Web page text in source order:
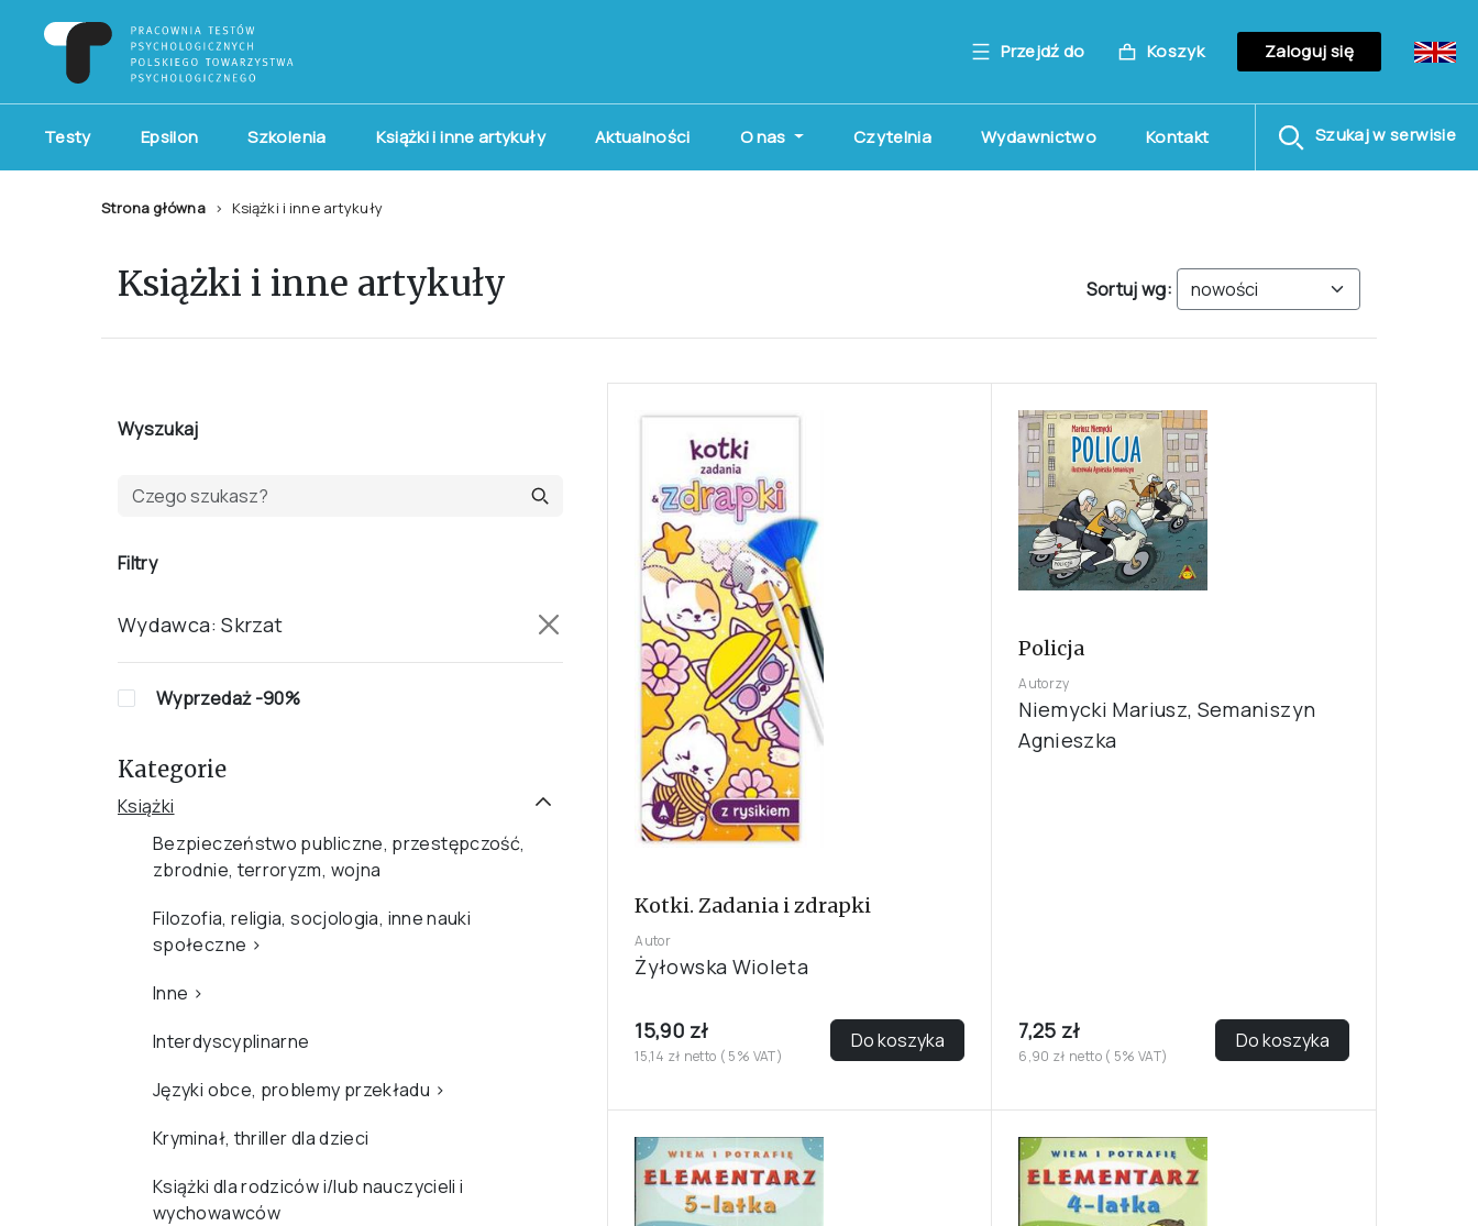
Przejdź do Koszyk Zaloguj się
Testy Epsilon Szkolenia Książki i inne artykuły Aktualności O nas Czytelnia Wydawnictwo Kontakt Szukaj w serwisie
Strona główna Książki i inne artykuły
Książki i inne artykuły Sortuj wg:
Wyszukaj
Filtry
Wydawca: Skrzat
Wyprzedaż -90%
Kategorie
Książki
Bezpieczeństwo publiczne, przestępczość,
zbrodnie, terroryzm, wojna
Filozofia, religia, socjologia, inne nauki
społeczne ›
Inne ›
Interdyscyplinarne
Języki obce, problemy przekładu ›
Kryminał, thriller dla dzieci
Książki dla rodziców i/lub nauczycieli i
wychowawców
Kotki. Zadania i zdrapki
Autor
Żyłowska Wioleta
15,90 zł
15,14 zł netto ( 5% VAT)
Do koszyka
Policja
Autorzy
Niemycki Mariusz, Semaniszyn
Agnieszka
7,25 zł
6,90 zł netto ( 5% VAT)
Do koszyka